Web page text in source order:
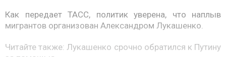
Как передает ТАСС, политик уверена, что наплыв
мигрантов организован Александром Лукашенко.
Читайте также:Лукашенко срочно обратился к Путину